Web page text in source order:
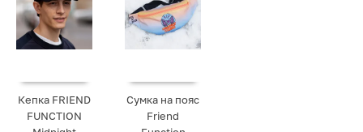
Кепка FRIEND
FUNCTION
Сумка на пояс
Friend